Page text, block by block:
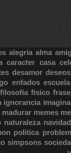
alegria alma
caracter casa
desamor deseos
enfados escuela
filosofia fisico
ignorancia
madurar memes
naturaleza navidad
politica
simpsons